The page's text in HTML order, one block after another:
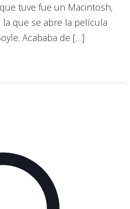
tuve fue un Macintosh,
la que se abre la película
Acababa de […]